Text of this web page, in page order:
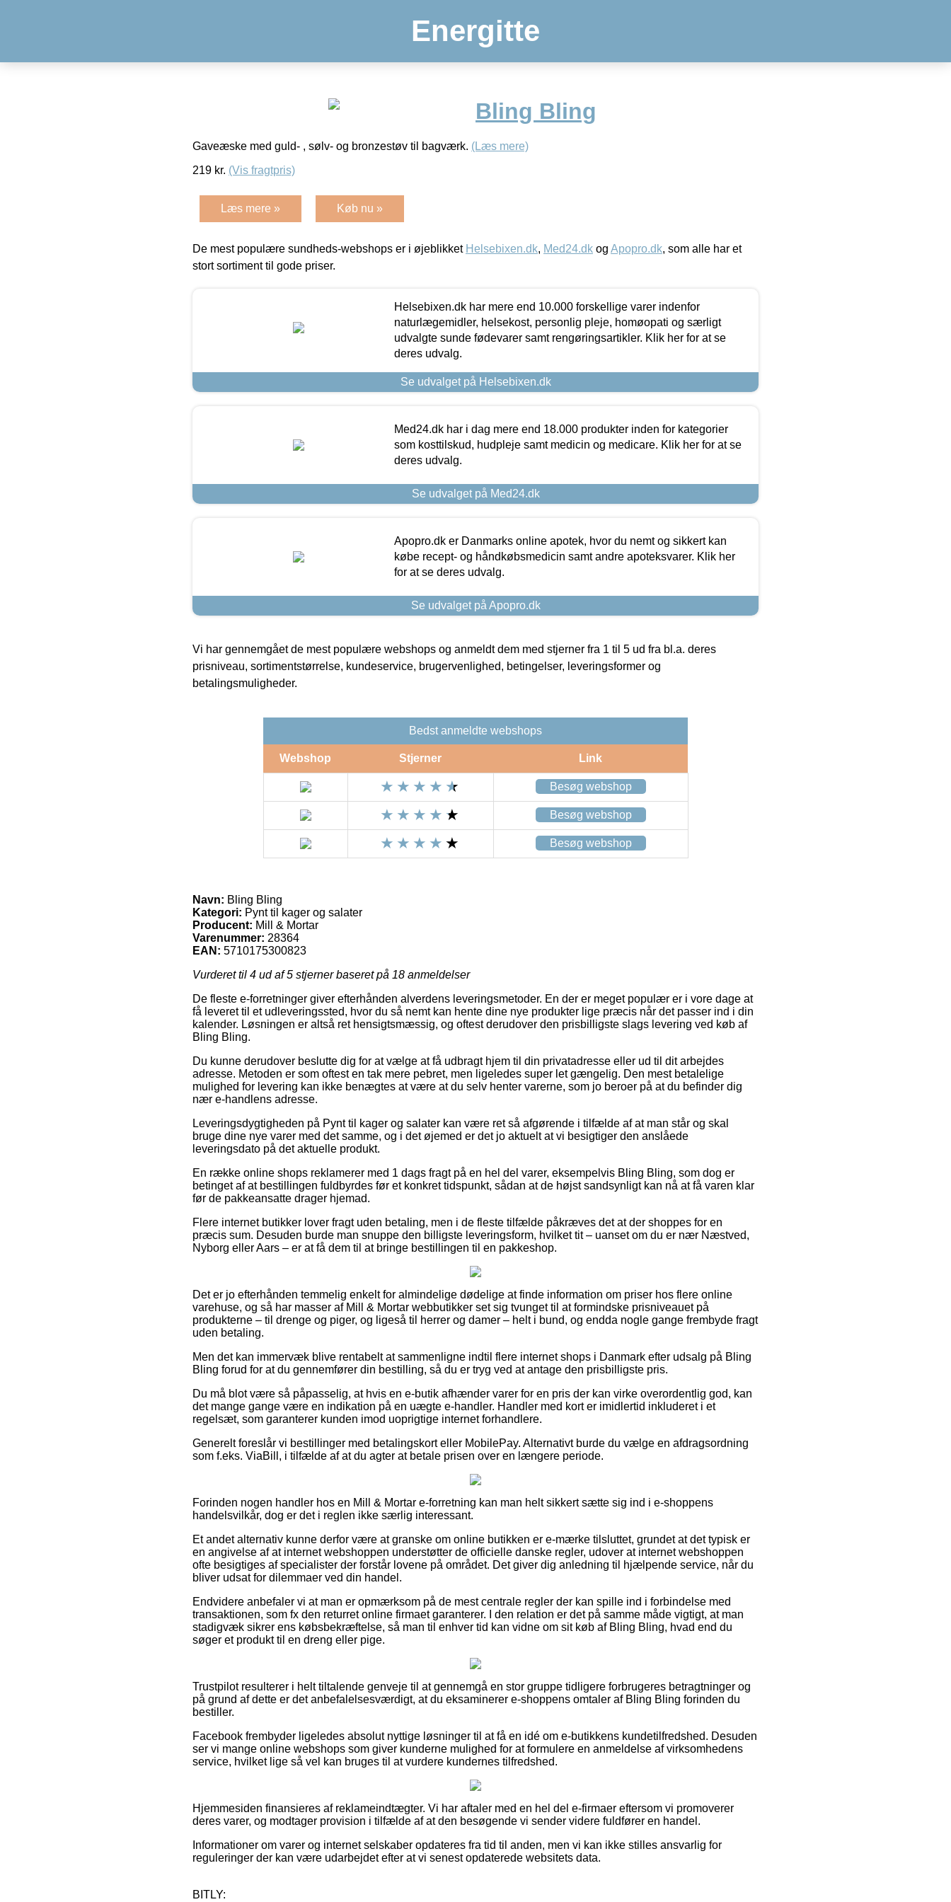
Energitte
Bling Bling
Gaveæske med guld- , sølv- og bronzestøv til bagværk. (Læs mere)
219 kr. (Vis fragtpris)
Læs mere » Køb nu »
De mest populære sundheds-webshops er i øjeblikket Helsebixen.dk, Med24.dk og Apopro.dk, som alle har et
stort sortiment til gode priser.
Helsebixen.dk har mere end 10.000 forskellige varer indenfor
naturlægemidler, helsekost, personlig pleje, homøopati og særligt
udvalgte sunde fødevarer samt rengøringsartikler. Klik her for at se
deres udvalg.
Se udvalget på Helsebixen.dk
Med24.dk har i dag mere end 18.000 produkter inden for kategorier
som kosttilskud, hudpleje samt medicin og medicare. Klik her for at se
deres udvalg.
Se udvalget på Med24.dk
Apopro.dk er Danmarks online apotek, hvor du nemt og sikkert kan
købe recept- og håndkøbsmedicin samt andre apoteksvarer. Klik her
for at se deres udvalg.
Se udvalget på Apopro.dk
Vi har gennemgået de mest populære webshops og anmeldt dem med stjerner fra 1 til 5 ud fra bl.a. deres
prisniveau, sortimentstørrelse, kundeservice, brugervenlighed, betingelser, leveringsformer og
betalingsmuligheder.
Bedst anmeldte webshops
Webshop Stjerner Link
Besøg webshop
Besøg webshop
Besøg webshop
Navn: Bling Bling
Kategori: Pynt til kager og salater
Producent: Mill & Mortar
Varenummer: 28364
EAN: 5710175300823
Vurderet til 4 ud af 5 stjerner baseret på 18 anmeldelser
De fleste e-forretninger giver efterhånden alverdens leveringsmetoder. En der er meget populær er i vore dage at
få leveret til et udleveringssted, hvor du så nemt kan hente dine nye produkter lige præcis når det passer ind i din
kalender. Løsningen er altså ret hensigtsmæssig, og oftest derudover den prisbilligste slags levering ved køb af
Bling Bling.
Du kunne derudover beslutte dig for at vælge at få udbragt hjem til din privatadresse eller ud til dit arbejdes
adresse. Metoden er som oftest en tak mere pebret, men ligeledes super let gængelig. Den mest betalelige
mulighed for levering kan ikke benægtes at være at du selv henter varerne, som jo beroer på at du befinder dig
nær e-handlens adresse.
Leveringsdygtigheden på Pynt til kager og salater kan være ret så afgørende i tilfælde af at man står og skal
bruge dine nye varer med det samme, og i det øjemed er det jo aktuelt at vi besigtiger den anslåede
leveringsdato på det aktuelle produkt.
En række online shops reklamerer med 1 dags fragt på en hel del varer, eksempelvis Bling Bling, som dog er
betinget af at bestillingen fuldbyrdes før et konkret tidspunkt, sådan at de højst sandsynligt kan nå at få varen klar
før de pakkeansatte drager hjemad.
Flere internet butikker lover fragt uden betaling, men i de fleste tilfælde påkræves det at der shoppes for en
præcis sum. Desuden burde man snuppe den billigste leveringsform, hvilket tit – uanset om du er nær Næstved,
Nyborg eller Aars – er at få dem til at bringe bestillingen til en pakkeshop.
Det er jo efterhånden temmelig enkelt for almindelige dødelige at finde information om priser hos flere online
varehuse, og så har masser af Mill & Mortar webbutikker set sig tvunget til at formindske prisniveauet på
produkterne – til drenge og piger, og ligeså til herrer og damer – helt i bund, og endda nogle gange frembyde fragt
uden betaling.
Men det kan immervæk blive rentabelt at sammenligne indtil flere internet shops i Danmark efter udsalg på Bling
Bling forud for at du gennemfører din bestilling, så du er tryg ved at antage den prisbilligste pris.
Du må blot være så påpasselig, at hvis en e-butik afhænder varer for en pris der kan virke overordentlig god, kan
det mange gange være en indikation på en uægte e-handler. Handler med kort er imidlertid inkluderet i et
regelsæt, som garanterer kunden imod uoprigtige internet forhandlere.
Generelt foreslår vi bestillinger med betalingskort eller MobilePay. Alternativt burde du vælge en afdragsordning
som f.eks. ViaBill, i tilfælde af at du agter at betale prisen over en længere periode.
Forinden nogen handler hos en Mill & Mortar e-forretning kan man helt sikkert sætte sig ind i e-shoppens
handelsvilkår, dog er det i reglen ikke særlig interessant.
Et andet alternativ kunne derfor være at granske om online butikken er e-mærke tilsluttet, grundet at det typisk er
en angivelse af at internet webshoppen understøtter de officielle danske regler, udover at internet webshoppen
ofte besigtiges af specialister der forstår lovene på området. Det giver dig anledning til hjælpende service, når du
bliver udsat for dilemmaer ved din handel.
Endvidere anbefaler vi at man er opmærksom på de mest centrale regler der kan spille ind i forbindelse med
transaktionen, som fx den returret online firmaet garanterer. I den relation er det på samme måde vigtigt, at man
stadigvæk sikrer ens købsbekræftelse, så man til enhver tid kan vidne om sit køb af Bling Bling, hvad end du
søger et produkt til en dreng eller pige.
Trustpilot resulterer i helt tiltalende genveje til at gennemgå en stor gruppe tidligere forbrugeres betragtninger og
på grund af dette er det anbefalelsesværdigt, at du eksaminerer e-shoppens omtaler af Bling Bling forinden du
bestiller.
Facebook frembyder ligeledes absolut nyttige løsninger til at få en idé om e-butikkens kundetilfredshed. Desuden
ser vi mange online webshops som giver kunderne mulighed for at formulere en anmeldelse af virksomhedens
service, hvilket lige så vel kan bruges til at vurdere kundernes tilfredshed.
Hjemmesiden finansieres af reklameindtægter. Vi har aftaler med en hel del e-firmaer eftersom vi promoverer
deres varer, og modtager provision i tilfælde af at den besøgende vi sender videre fuldfører en handel.
Informationer om varer og internet selskaber opdateres fra tid til anden, men vi kan ikke stilles ansvarlig for
reguleringer der kan være udarbejdet efter at vi senest opdaterede websitets data.
BITLY: